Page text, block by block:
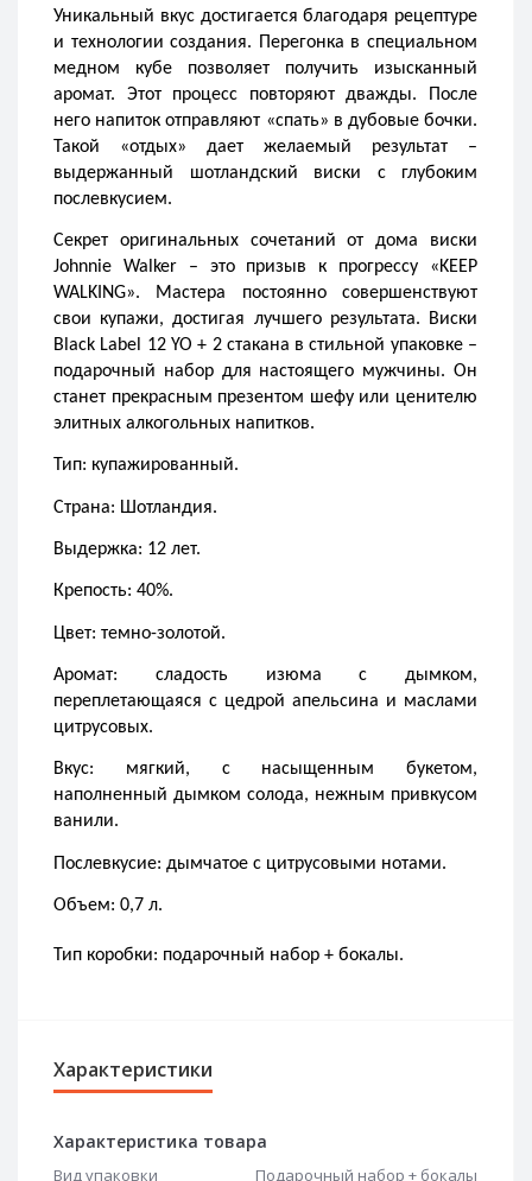
Уникальный вкус достигается благодаря рецептуре
и технологии создания. Перегонка в специальном
медном кубе позволяет получить изысканный
аромат. Этот процесс повторяют дважды. После
него напиток отправляют «спать» в дубовые бочки.
Такой «отдых» дает желаемый результат –
выдержанный шотландский виски с глубоким
послевкусием.
Секрет оригинальных сочетаний от дома виски
Johnnie Walker – это призыв к прогрессу «KEEP
WALKING». Мастера постоянно совершенствуют
свои купажи, достигая лучшего результата. Виски
Black Label 12 YO + 2 стакана в стильной упаковке –
подарочный набор для настоящего мужчины. Он
станет прекрасным презентом шефу или ценителю
элитных алкогольных напитков.
Тип: купажированный.
Страна: Шотландия.
Выдержка: 12 лет.
Крепость: 40%.
Цвет: темно-золотой.
Аромат: сладость изюма с дымком,
переплетающаяся с цедрой апельсина и маслами
цитрусовых.
Вкус: мягкий, с насыщенным букетом,
наполненный дымком солода, нежным привкусом
ванили.
Послевкусие: дымчатое с цитрусовыми нотами.
Объем: 0,7 л.
Тип коробки: подарочный набор + бокалы.
Характеристики
Характеристика товара
Вид упаковки Подарочный набор + бокалы